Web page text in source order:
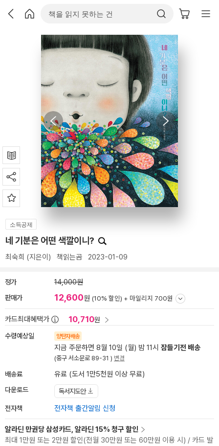
소득공제
네 기분은 어떤 색깔이니?
최숙희 (지은이) 책읽는곰 2023-01-09
정가 14,000원
판매가 12,600원 (10% 할인) + 마일리지 700원
카드최대혜택가 10,710원
수령예상일 양탄자배송
지금 주문하면 8월 10일 (월) 밤 11시 잠들기전 배송
(중구 서소문로 89-31 ) 변경
배송료 유료 (도서 1만5천원 이상 무료)
다운로드 독서지도안
전자책 전자책 출간알림 신청
알라딘 만권당 삼성카드, 알라딘 15% 청구 할인
최대 1만원 또는 2만원 할인(전월 30만원 또는 60만원 이용 시) / 카드 발